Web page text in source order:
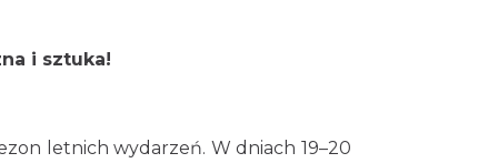
Silesia Marathon 2026
i sztuka!
letnich wydarzeń. W dniach 19–20